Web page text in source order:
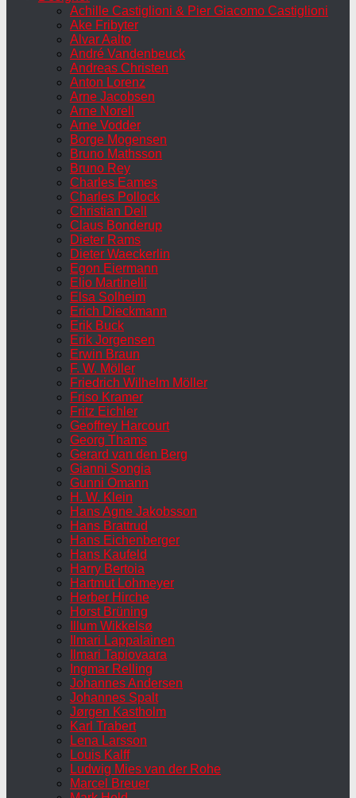
Achille Castiglioni & Pier Giacomo Castiglioni
Ake Fribyter
Alvar Aalto
André Vandenbeuck
Andreas Christen
Anton Lorenz
Arne Jacobsen
Arne Norell
Arne Vodder
Borge Mogensen
Bruno Mathsson
Bruno Rey
Charles Eames
Charles Pollock
Christian Dell
Claus Bonderup
Dieter Rams
Dieter Waeckerlin
Egon Eiermann
Elio Martinelli
Elsa Solheim
Erich Dieckmann
Erik Buck
Erik Jorgensen
Erwin Braun
F. W. Möller
Friedrich Wilhelm Möller
Friso Kramer
Fritz Eichler
Geoffrey Harcourt
Georg Thams
Gerard van den Berg
Gianni Songia
Gunni Omann
H. W. Klein
Hans Agne Jakobsson
Hans Brattrud
Hans Eichenberger
Hans Kaufeld
Harry Bertoia
Hartmut Lohmeyer
Herber Hirche
Horst Brüning
Illum Wikkelsø
Ilmari Lappalainen
Ilmari Tapiovaara
Ingmar Relling
Johannes Andersen
Johannes Spalt
Jørgen Kastholm
Karl Trabert
Lena Larsson
Louis Kalff
Ludwig Mies van der Rohe
Marcel Breuer